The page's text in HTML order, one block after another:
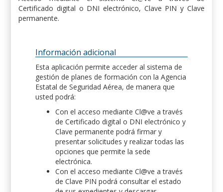
Certificado digital o DNI electrónico, Clave PIN y Clave
permanente.
Información adicional
Esta aplicación permite acceder al sistema de
gestión de planes de formación con la Agencia
Estatal de Seguridad Aérea, de manera que
usted podrá:
Con el acceso mediante Cl@ve a través
de Certificado digital o DNI electrónico y
Clave permanente podrá firmar y
presentar solicitudes y realizar todas las
opciones que permite la sede
electrónica.
Con el acceso mediante Cl@ve a través
de Clave PIN podrá consultar el estado